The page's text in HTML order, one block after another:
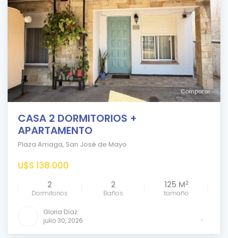
Comparar
CASA 2 DORMITORIOS +
APARTAMENTO
Plaza Arriaga, San José de Mayo
U$S 138.000
2
Dormitorios
2
Baños
125 M2
tamaño
Gloria Díaz
julio 30, 2026